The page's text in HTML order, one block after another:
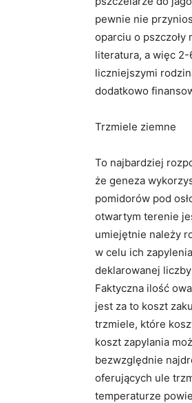
pewnie nie
oparciu o
literatura, a więc 2-
liczniejszymi
dodatkowo
Trzmiele ziemne
To najbardziej
że geneza
pomidorów pod
otwartym terenie
umiejętnie należy
w celu ich
deklarowanej
Faktyczna ilość
jest za to koszt
trzmiele, które
koszt zapylania
bezwzględnie
oferujących ule
temperaturze